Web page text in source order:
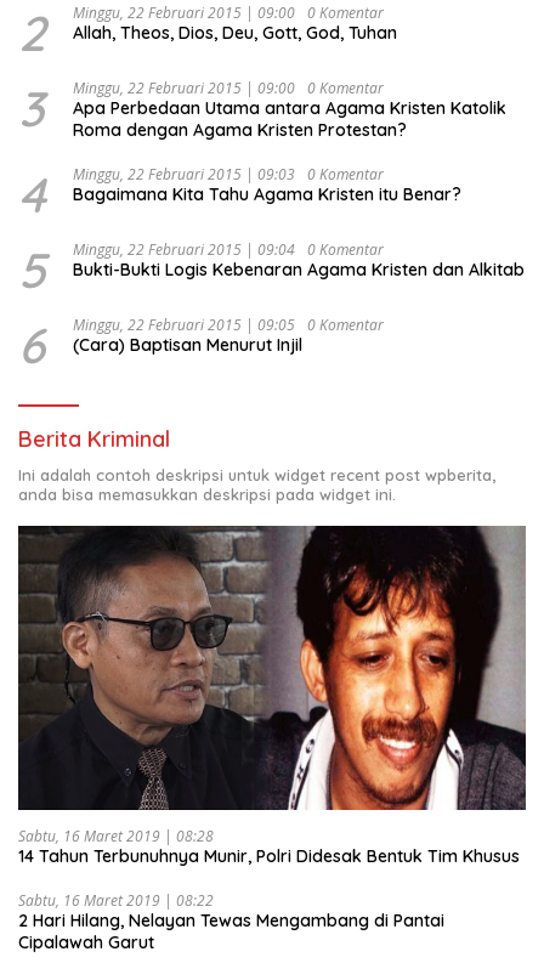
2 Minggu, 22 Februari 2015 | 09:00 0 Komentar
Allah, Theos, Dios, Deu, Gott, God, Tuhan
3 Minggu, 22 Februari 2015 | 09:00 0 Komentar
Apa Perbedaan Utama antara Agama Kristen Katolik
Roma dengan Agama Kristen Protestan?
4 Minggu, 22 Februari 2015 | 09:03 0 Komentar
Bagaimana Kita Tahu Agama Kristen itu Benar?
5 Minggu, 22 Februari 2015 | 09:04 0 Komentar
Bukti-Bukti Logis Kebenaran Agama Kristen dan Alkitab
6 Minggu, 22 Februari 2015 | 09:05 0 Komentar
(Cara) Baptisan Menurut Injil
Berita Kriminal
Ini adalah contoh deskripsi untuk widget recent post wpberita,
anda bisa memasukkan deskripsi pada widget ini.
Sabtu, 16 Maret 2019 | 08:28
14 Tahun Terbunuhnya Munir, Polri Didesak Bentuk Tim Khusus
Sabtu, 16 Maret 2019 | 08:22
2 Hari Hilang, Nelayan Tewas Mengambang di Pantai
Cipalawah Garut